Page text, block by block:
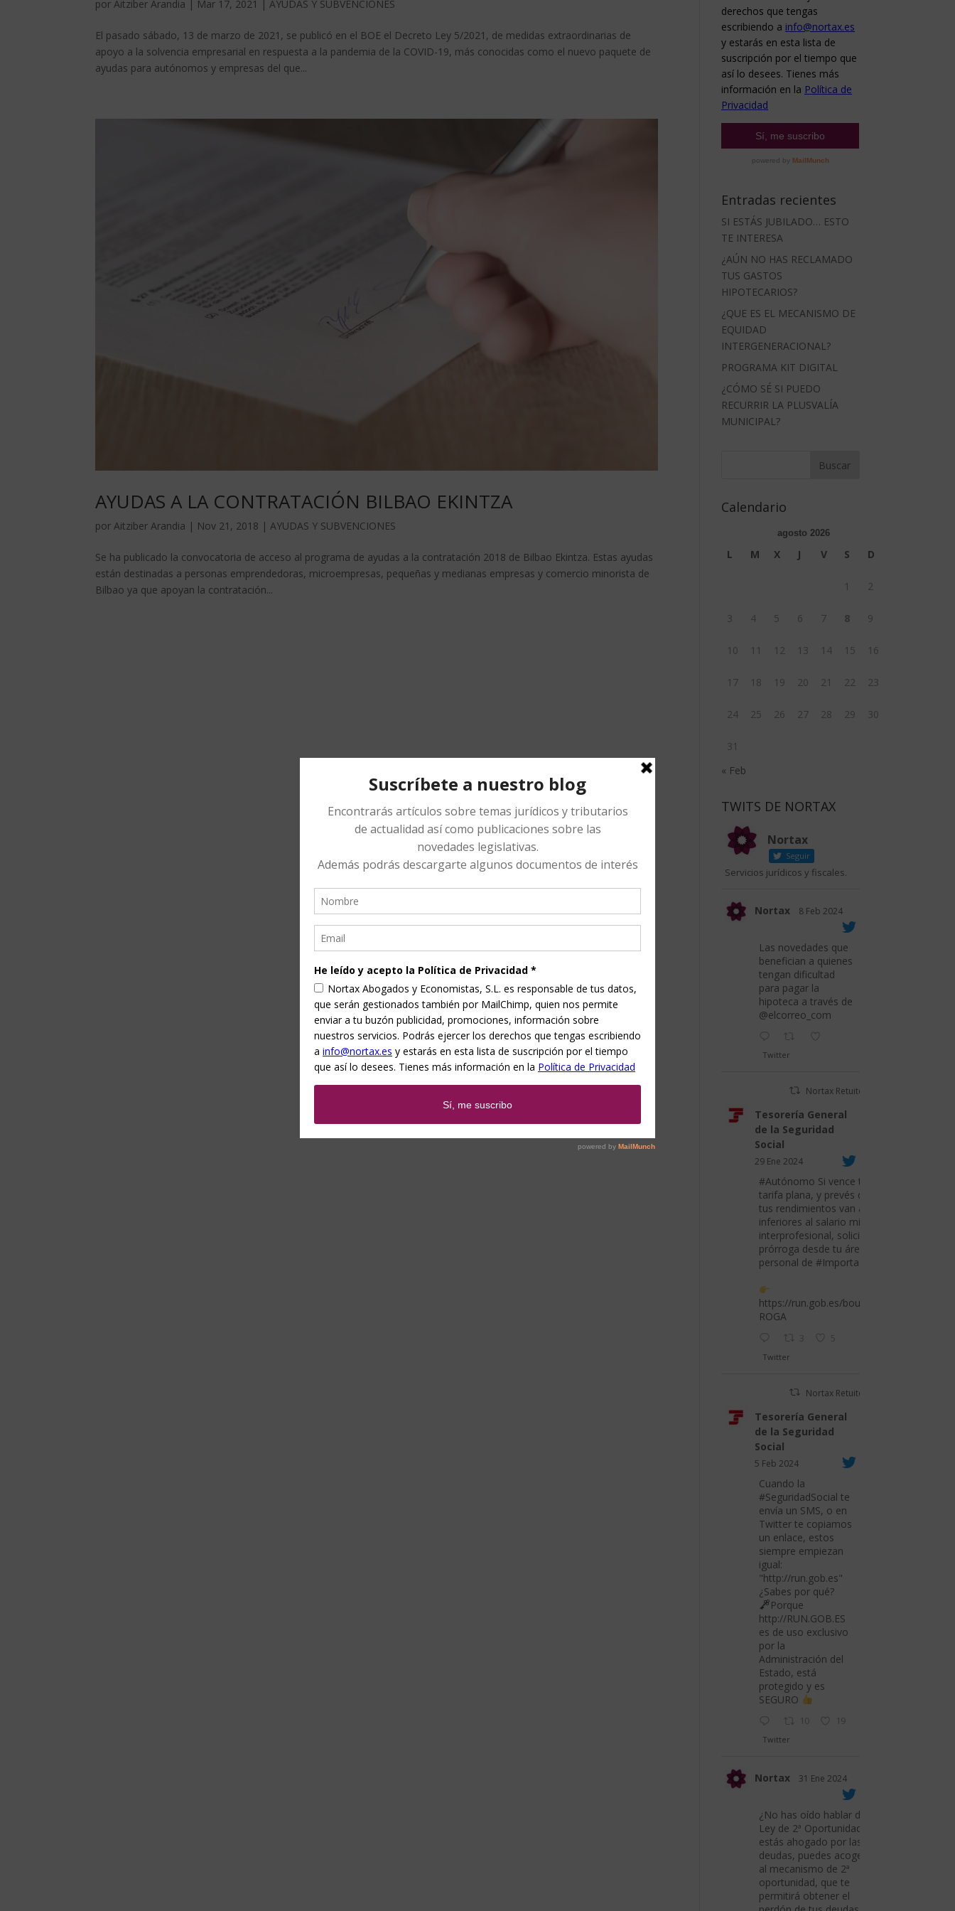
porAitziber Arandia Mar 17, 2021 |AYUDAS Y SUBVENCIONES
El pasado sábado, 13 de marzo de 2021, se publicó en el BOE el Decreto Ley 5/2021, de medidas extraordinarias de
apoyo a la solvencia empresarial en respuesta a la pandemia de la COVID-19, más conocidas como el nuevo paquete de
ayudas para autónomos y empresas del que...
AYUDAS A LA CONTRATACIÓN BILBAO EKINTZA
porAitziber Arandia | Nov 21, 2018 |AYUDAS Y SUBVENCIONES
Se ha publicado la convocatoria de acceso al programa de ayudas a la contratación 2018 de Bilbao Ekintza. Estas ayudas
están destinadas a personas emprendedoras, microempresas, pequeñas y medianas empresas y comercio minorista de
Bilbao ya que apoyan la contratación...
Entradas recientes
SI ESTÁS JUBILADO… ESTO
TE INTERESA
¿AÚN NO HAS RECLAMADO
TUS GASTOS
HIPOTECARIOS?
¿QUE ES EL MECANISMO DE
EQUIDAD
INTERGENERACIONAL?
PROGRAMA KIT DIGITAL
¿CÓMO SÉ SI PUEDO
RECURRIR LA PLUSVALÍA
MUNICIPAL?
Calendario
agosto 2026
L M X J V S D
1 2
3 4 5 6 7 8 9
10 11 12 13 14 15 16
17 18 19 20 21 22 23
24 25 26 27 28 29 30
31
« Feb
TWITS DE NORTAX
Nortax
Seguir
Servicios jurídicos y fiscales.
Nortax 8 Feb 2024
Las novedades que
benefician a quienes
tengan dificultad
para pagar la
hipoteca a través de
@elcorreo_com
Twitter
Nortax Retuiteado
Tesorería General
de la Seguridad
Social
29 Ene 2024
#Autónomo Si vence tu
tarifa plana, y prevés que
tus rendimientos van a ser
inferiores al salario mínimo
interprofesional, solicita su
prórroga desde tu área
personal de#Importass
https://run.gob.es/bouPROR
ROGA
3 5
Twitter
Nortax Retuiteado
Tesorería General
de la Seguridad
Social
5 Feb 2024
Cuando la
#SeguridadSocial te
envía un SMS, o en
Twitter te copiamos
un enlace, estos
siempre empiezan
igual:
"http://run.gob.es"
¿Sabes por qué?
Porque
http://RUN.GOB.ES
es de uso exclusivo
por la
Administración del
Estado, está
protegido y es
SEGURO
10 19
Twitter
Nortax 31 Ene 2024
¿No has oído hablar de la
Ley de 2ª Oportunidad? Si
estás ahogado por las
deudas, puedes acogerte
al mecanismo de 2ª
oportunidad, que te
permitirá obtener el